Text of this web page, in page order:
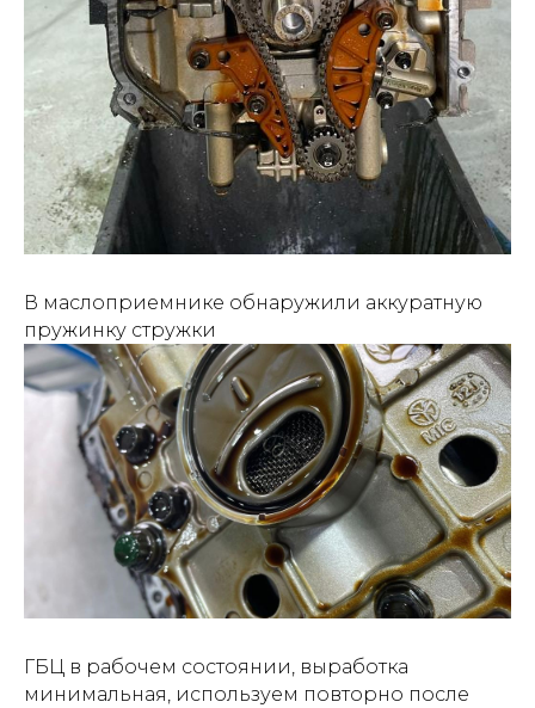
В маслоприемнике обнаружили аккуратную
пружинку стружки
ГБЦ в рабочем состоянии, выработка
минимальная, используем повторно после